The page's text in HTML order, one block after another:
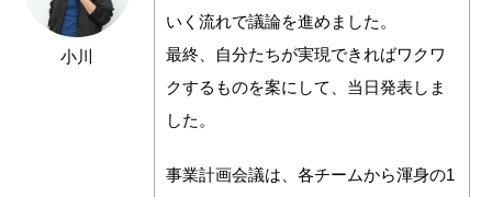
小川
いく流れで議論を進めました。
最終、自分たちが実現できればワクワ
クするものを案にして、当日発表しま
した。
事業計画会議は、各チームから渾身の1